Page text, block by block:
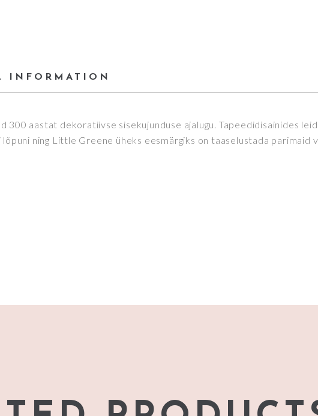
INFORMATION
aastat dekoratiivse sisekujunduse ajalugu. Tapeedidisainides
ning Little Greene üheks eesmärgiks on taaselustada parimaid